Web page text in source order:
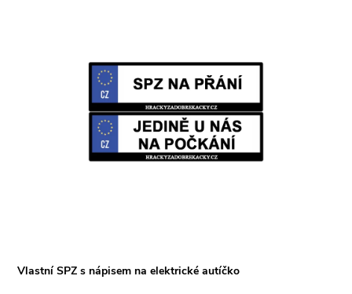
Vlastní SPZ s nápisem na elektrické autíčko